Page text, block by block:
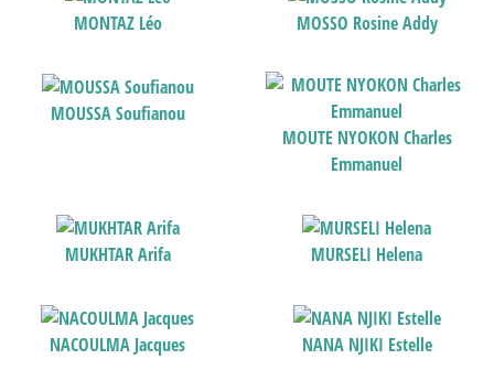
MONTAZ Léo MOSSO Rosine Addy
MOUSSA Soufianou
MOUTE NYOKON Charles
Emmanuel
MUKHTAR Arifa MURSELI Helena
NACOULMA Jacques NANA NJIKI Estelle